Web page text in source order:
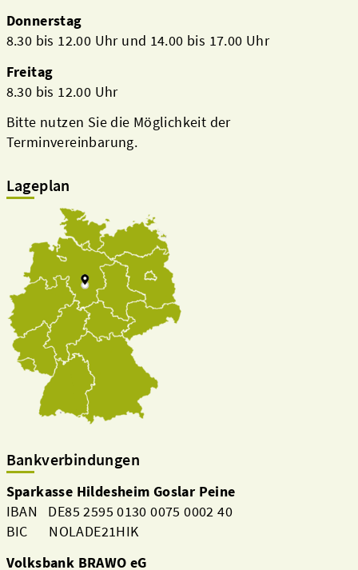
Donnerstag
8.30 bis 12.00 Uhr und 14.00 bis 17.00 Uhr
Freitag
8.30 bis 12.00 Uhr
Bitte nutzen Sie die Möglichkeit der
Terminvereinbarung.
Lageplan
Bankverbindungen
Sparkasse Hildesheim Goslar Peine
IBAN DE85 2595 0130 0075 0002 40
BIC NOLADE21HIK
Volksbank BRAWO eG